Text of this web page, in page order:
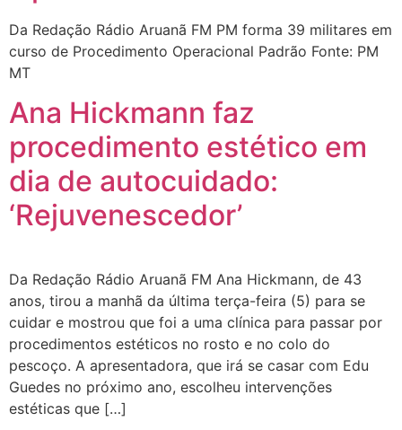
Da Redação Rádio Aruanã FM PM forma 39 militares em
curso de Procedimento Operacional Padrão Fonte: PM
MT
Ana Hickmann faz
procedimento estético em
dia de autocuidado:
‘Rejuvenescedor’
Da Redação Rádio Aruanã FM Ana Hickmann, de 43
anos, tirou a manhã da última terça-feira (5) para se
cuidar e mostrou que foi a uma clínica para passar por
procedimentos estéticos no rosto e no colo do
pescoço. A apresentadora, que irá se casar com Edu
Guedes no próximo ano, escolheu intervenções
estéticas que […]